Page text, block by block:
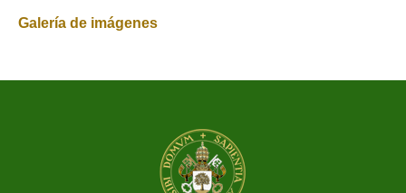
Galería de imágenes